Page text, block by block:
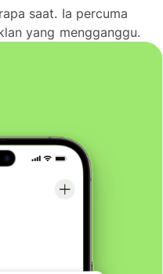
saat. Ia percuma
yang mengganggu.